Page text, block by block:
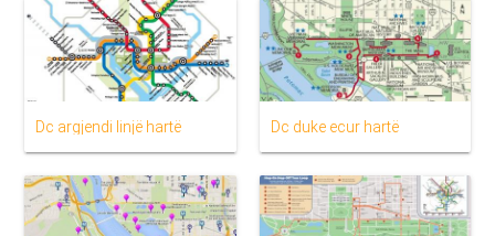
Dc argjendi linjë hartë Dc duke ecur hartë